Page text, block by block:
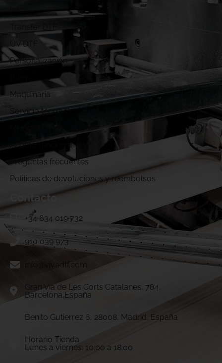
UV DTF
Personalización
Maquinaria
Servicio técnico
¿Cómo funcionamos?
Preguntas frecuentes
Politicas de devoluciones y reembolsos
Contacto
+34 634 019 732
910 039 973
info@vivadtf.com
Gran Vía de Les Corts Catalanes, 784.
Barcelona,España
Benito Gutierrez 6, 28008, Madrid, España
Horario Tienda
Lunes a viernes: 10:00 a 18:00